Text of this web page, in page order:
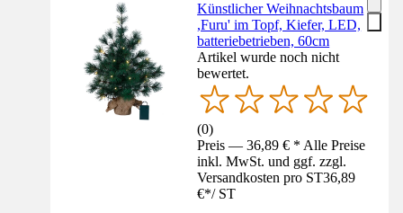
Künstlicher Weihnachtsbaum
,Furu' im Topf, Kiefer, LED,
batteriebetrieben, 60cm
Artikel wurde noch nicht
bewertet.
(0)
Preis — 36,89 € * Alle Preise
inkl. MwSt. und ggf. zzgl.
Versandkosten pro ST36,89
€*/ ST